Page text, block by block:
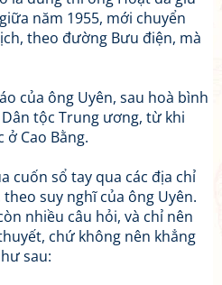
năm 1955, mới chuyển
theo đường Bưu điện, mà
của ông Uyên, sau hoà bình
tộc Trung ương, từ khi
Cao Bằng.
cuốn sổ tay qua các địa chỉ
suy nghĩ của ông Uyên.
nhiều câu hỏi, và chỉ nên
chứ không nên khẳng
sau: